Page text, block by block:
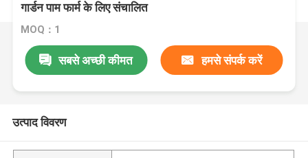
गार्डन पाम फार्म के लिए संचालित
MOQ：1
सबसे अच्छी कीमत हमसे संपर्क करें
उत्पाद विवरण